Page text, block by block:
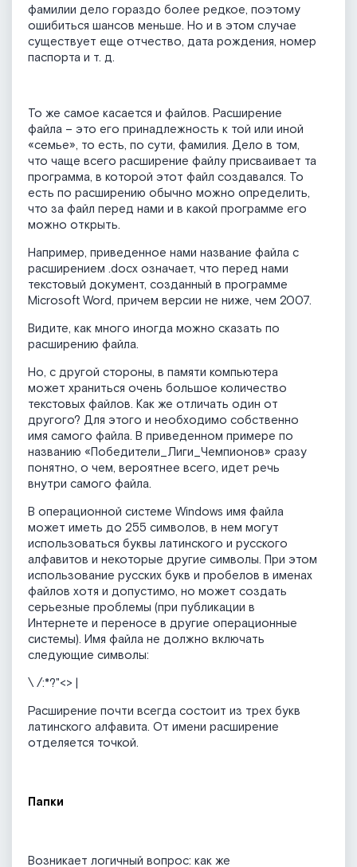
фамилии дело гораздо более редкое, поэтому
ошибиться шансов меньше. Но и в этом случае
существует еще отчество, дата рождения, номер
паспорта и т. д.
То же самое касается и файлов. Расширение
файла – это его принадлежность к той или иной
«семье», то есть, по сути, фамилия. Дело в том,
что чаще всего расширение файлу присваивает та
программа, в которой этот файл создавался. То
есть по расширению обычно можно определить,
что за файл перед нами и в какой программе его
можно открыть.
Например, приведенное нами название файла с
расширением .docx означает, что перед нами
текстовый документ, созданный в программе
Microsoft Word, причем версии не ниже, чем 2007.
Видите, как много иногда можно сказать по
расширению файла.
Но, с другой стороны, в памяти компьютера
может храниться очень большое количество
текстовых файлов. Как же отличать один от
другого? Для этого и необходимо собственно
имя самого файла. В приведенном примере по
названию «Победители_Лиги_Чемпионов» сразу
понятно, о чем, вероятнее всего, идет речь
внутри самого файла.
В операционной системе Windows имя файла
может иметь до 255 символов, в нем могут
использоваться буквы латинского и русского
алфавитов и некоторые другие символы. При этом
использование русских букв и пробелов в именах
файлов хотя и допустимо, но может создать
серьезные проблемы (при публикации в
Интернете и переносе в другие операционные
системы). Имя файла не должно включать
следующие символы:
\ /:*?"<> |
Расширение почти всегда состоит из трех букв
латинского алфавита. От имени расширение
отделяется точкой.
Папки
Возникает логичный вопрос: как же